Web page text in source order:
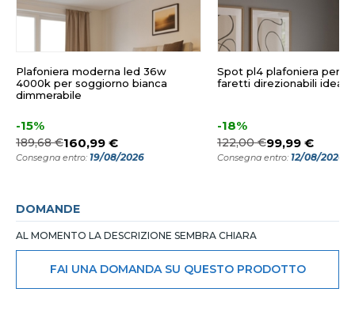
Plafoniera moderna led 36w
4000k per soggiorno bianca
dimmerabile
-15%
189,68 €160,99 €
Consegna entro: 19/08/2026
Spot pl4 plafoniera per
faretti direzionabili ideal
-18%
122,00 €99,99 €
Consegna entro: 12/08/2026
DOMANDE
AL MOMENTO LA DESCRIZIONE SEMBRA CHIARA
FAI UNA DOMANDA SU QUESTO PRODOTTO